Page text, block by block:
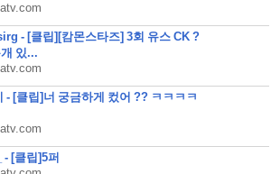
- [클립][캄몬스타즈] 3회 유스 CK ?
있...
- [클립]너 궁금하게 컸어 ?? ㅋㅋㅋㅋ
[클립]5퍼